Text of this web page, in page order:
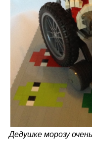
Дедушке морозу